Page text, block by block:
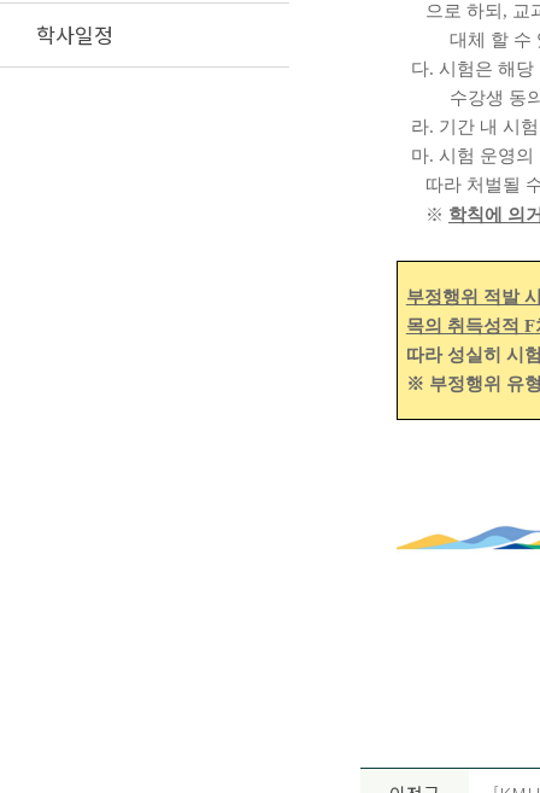
학사일정
으로 하되 , 교
대체 할 수
다. 시험은 해당
수강생 동의하
라. 기간 내 시
마. 시험 운영의
따라 처벌될
※ 학칙에 의
부정행위 적발
목의 취득성적 F
따라 성실히 시
※ 부정행위 유